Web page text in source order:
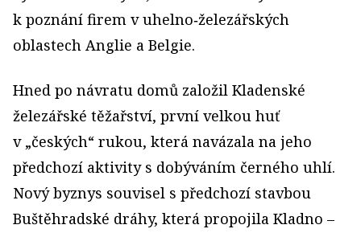
k poznání firem v uhelno‑železářských
oblastech Anglie a Belgie.
Hned po návratu domů založil Kladenské
železářské těžařství, první velkou huť
v „českých“ rukou, která navázala na jeho
předchozí aktivity s dobýváním černého uhlí.
Nový byznys souvisel s předchozí stavbou
Buštěhradské dráhy, která propojila Kladno –